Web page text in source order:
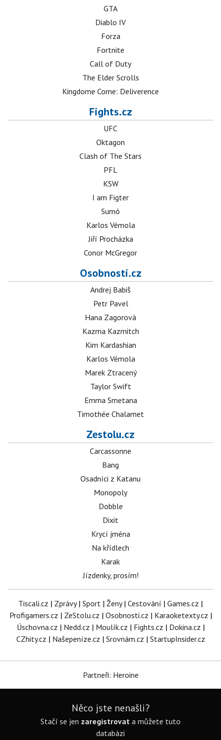
GTA
Diablo IV
Forza
Fortnite
Call of Duty
The Elder Scrolls
Kingdome Come: Deliverence
Fights.cz
UFC
Oktagon
Clash of The Stars
PFL
KSW
I am Figter
Sumó
Karlos Vémola
Jiří Procházka
Conor McGregor
Osobnosti.cz
Andrej Babiš
Petr Pavel
Hana Zagorová
Kazma Kazmitch
Kim Kardashian
Karlos Vémola
Marek Ztracený
Taylor Swift
Emma Smetana
Timothée Chalamet
Zestolu.cz
Carcassonne
Bang
Osadníci z Katanu
Monopoly
Dobble
Dixit
Krycí jména
Na křídlech
Karak
Jízdenky, prosím!
Tiscali.cz | Zprávy| Sport | Ženy| Cestování | Games.cz |
Profigamers.cz | ZeStolu.cz | Osobnosti.cz | Karaoketexty.cz |
Úschovna.cz | Nedd.cz | Moulík.cz | Fights.cz | Dokina.cz |
CZhity.cz | Našepeníze.cz | Srovnám.cz | StartupInsider.cz
Partneři: Heroine
Něco jste nenašli?
Stačí se jen zaregistrovat a můžete tuto
databázi